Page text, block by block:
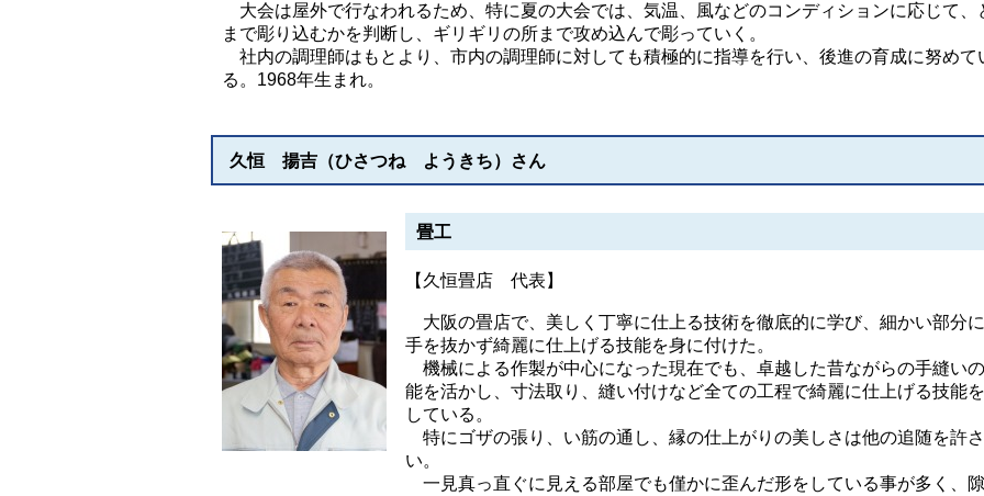
大会は屋外で行なわれるため、特に夏の大会では、気温、風などのコンディションに応じて、
まで彫り込むかを判断し、ギリギリの所まで攻め込んで彫っていく。
社内の調理師はもとより、市内の調理師に対しても積極的に指導を行い、後進の育成に努めて
る。1968年生まれ。
久恒 揚吉（ひさつね ようきち）さん
畳工
【久恒畳店 代表】
大阪の畳店で、美しく丁寧に仕上る技術を徹底的に学び、細かい部分
手を抜かず綺麗に仕上げる技能を身に付けた。
機械による作製が中心になった現在でも、卓越した昔ながらの手縫い
能を活かし、寸法取り、縫い付けなど全ての工程で綺麗に仕上げる技能
している。
特にゴザの張り、い筋の通し、縁の仕上がりの美しさは他の追随を許
い。
一見真っ直ぐに見える部屋でも僅かに歪んだ形をしている事が多く、